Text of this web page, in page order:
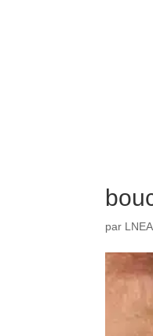
par LNEA